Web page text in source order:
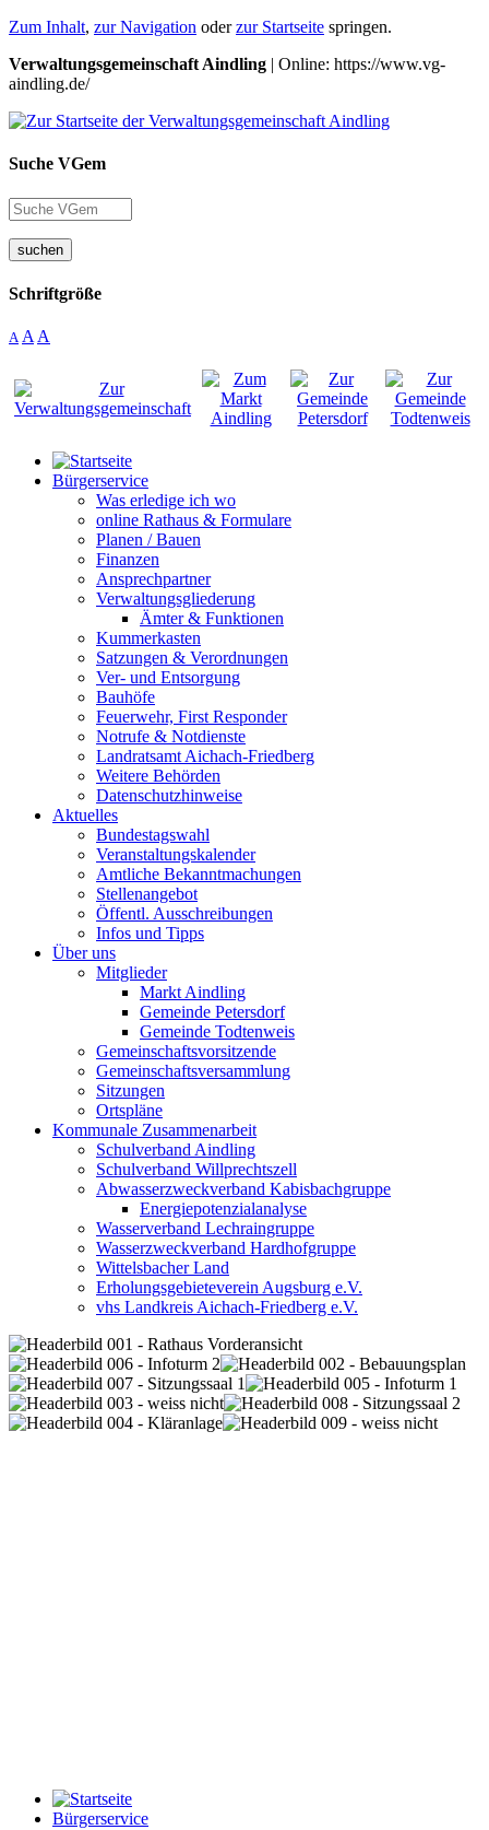
Zum Inhalt, zur Navigation oderzur Startseite springen.
Verwaltungsgemeinschaft Aindling | Online: https://www.vg-
aindling.de/
Suche VGem
suchen
Schriftgröße
A A A
Bürgerservice
Was erledige ich wo
online Rathaus & Formulare
Planen / Bauen
Finanzen
Ansprechpartner
Verwaltungsgliederung
Ämter & Funktionen
Kummerkasten
Satzungen & Verordnungen
Ver- und Entsorgung
Bauhöfe
Feuerwehr, First Responder
Notrufe & Notdienste
Landratsamt Aichach-Friedberg
Weitere Behörden
Datenschutzhinweise
Aktuelles
Bundestagswahl
Veranstaltungskalender
Amtliche Bekanntmachungen
Stellenangebot
Öffentl. Ausschreibungen
Infos und Tipps
Über uns
Mitglieder
Markt Aindling
Gemeinde Petersdorf
Gemeinde Todtenweis
Gemeinschaftsvorsitzende
Gemeinschaftsversammlung
Sitzungen
Ortspläne
Kommunale Zusammenarbeit
Schulverband Aindling
Schulverband Willprechtszell
Abwasserzweckverband Kabisbachgruppe
Energiepotenzialanalyse
Wasserverband Lechraingruppe
Wasserzweckverband Hardhofgruppe
Wittelsbacher Land
Erholungsgebieteverein Augsburg e.V.
vhs Landkreis Aichach-Friedberg e.V.
Bürgerservice